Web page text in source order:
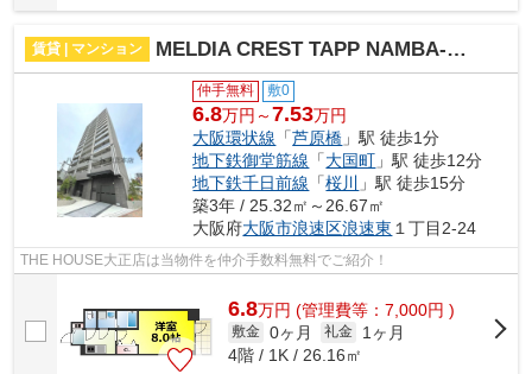
賃貸 | マンション MELDIA CREST TAPP NAMBA-WEST 仲介手数料無料
仲手無料 敷0
6.8万円～7.53万円
大阪環状線 「芦原橋 」駅 徒歩1分
地下鉄御堂筋線 「大国町 」駅 徒歩12分
地下鉄千日前線 「桜川
」駅 徒歩15分
築3年 / 25.32㎡～26.67㎡
大阪府大阪市浪速区浪速東 １丁目2-24
THE HOUSE大正店は当物件を仲介手数料無料でご紹介！
6.8万円 (管理費等：7,000円 )
敷金 0ヶ月 礼金
1ヶ月
4階 / 1K / 26.16㎡